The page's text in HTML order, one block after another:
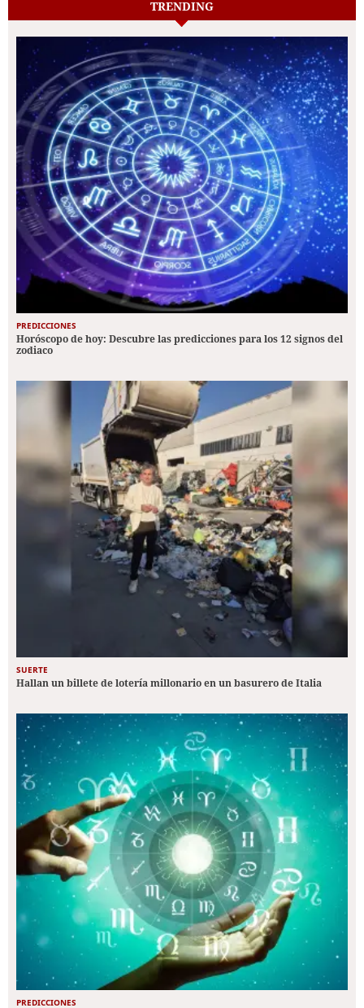
TRENDING
PREDICCIONES
Horóscopo de hoy: Descubre las predicciones para los 12 signos del
zodiaco
SUERTE
Hallan un billete de lotería millonario en un basurero de Italia
PREDICCIONES